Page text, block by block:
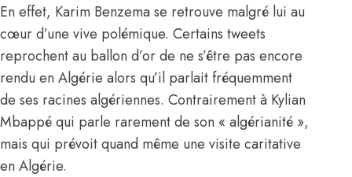
En effet, Karim Benzema se retrouve malgré lui au
cœur d’une vive polémique. Certains tweets
reprochent au ballon d’or de ne s’être pas encore
rendu en Algérie alors qu’il parlait fréquemment
de ses racines algériennes. Contrairement à Kylian
Mbappé qui parle rarement de son « algérianité »,
mais qui prévoit quand même une visite caritative
en Algérie.